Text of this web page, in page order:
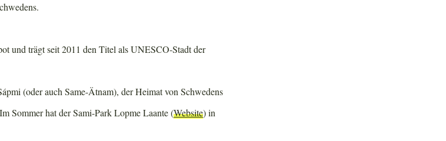
und trägt seit 2011 den Titel als UNESCO-Stadt der
(oder auch Same-Ätnam), der Heimat von Schwedens
Sommer hat der Sami-Park Lopme Laante (Website) in